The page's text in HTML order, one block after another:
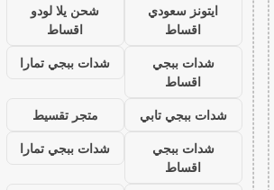
ايتونز سعودي
اقساط
شحن يلا لودو
اقساط
شدات ببجي
اقساط
شدات ببجي تمارا
شدات ببجي تابي
متجر تقسيط
شدات ببجي
اقساط
شدات ببجي تمارا